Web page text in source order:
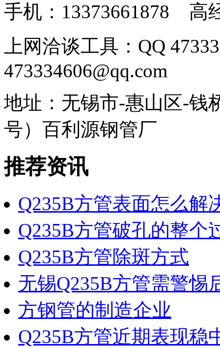
手机：13373661878 高
上网洽谈工具：QQ
473334606@qq.com
地址：无锡市-惠山区-钱
号）百利源钢管厂
推荐资讯
Q235B方管表面怎么解
Q235B方管破孔的整个
Q235B方管除斑方式
无锡Q235B方管需警
方钢管的制造企业
Q235B方管近期表现稳